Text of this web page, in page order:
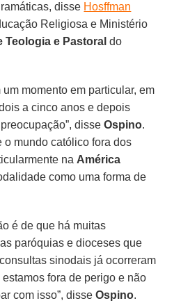
disse Hosffman
Religiosa e Ministério
Teologia e Pastoral do
momento em particular, em
a cinco anos e depois
disseOspino.
o mundo católico fora dos
na América
como uma forma de
é de que há muitas
paróquias e dioceses que
sinodais já ocorreram
estamos fora de perigo e não
com isso”, disseOspino.